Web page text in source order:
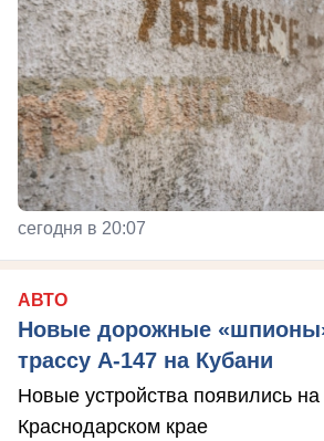
сегодня в 20:07
АВТО
Новые дорожные
трассу А-147 на Кубани
Новые устройства появились на
Краснодарском крае